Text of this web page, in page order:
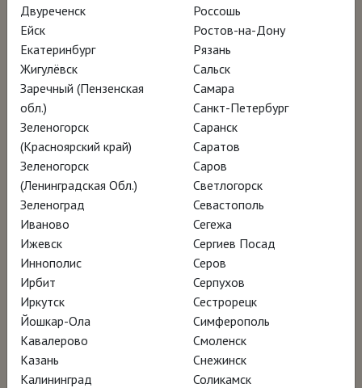
модернисте, то он не был чужд и
стилистическому дизайну. Его инженерный
подход был таким же: он был знаком с
различными типами строительных систем,
лично контролируя мельчайшие детали
конструкций, подобно «скандинавскому
Гауди». Этот классический документальный
портрет, дополненный ранее не
публиковавшимися архивными кадрами и
аудиоматериалами, рассказывает о жизни и
важнейших работах архитектора.
Сигурд Леверенц не искал славы.
Современник Алвара Аалто и Гуннара
Асплунда, он создал одни из самых
глубоких и значительных произведений
Двуреченск
Ейск
Екатеринбург
Жигулёвск
Заречный (Пензенская
обл.)
Зеленогорск
(Красноярский край)
Зеленогорск
(Ленинградская Обл.)
Зеленоград
Иваново
Ижевск
Иннополис
Ирбит
Иркутск
Йошкар-Ола
Кавалерово
Казань
Калининград
Россошь
Ростов-на-Дону
Рязань
Сальск
Самара
Санкт-Петербург
Саранск
Саратов
Саров
Светлогорск
Севастополь
Сегежа
Сергиев Посад
Серов
Серпухов
Сестрорецк
Симферополь
Смоленск
Снежинск
Соликамск